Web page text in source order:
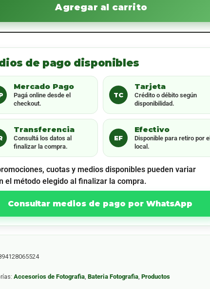
Agregar al carrito
de pago disponibles
Mercado Pago
Pagá online desde el
checkout.
TC
Tarjeta
Crédito o débito según
disponibilidad.
Transferencia
Consultá los datos al
finalizar la compra.
EF
Efectivo
Disponible para retiro por el
local.
cuotas y medios disponibles pueden variar
el método elegido al finalizar la compra.
Consultar medios de pago por WhatsApp
Accesorios de Fotografia,Bateria Fotografia,Productos